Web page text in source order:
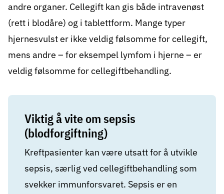
andre organer. Cellegift kan gis både intravenøst
(rett i blodåre) og i tablettform. Mange typer
hjernesvulst er ikke veldig følsomme for cellegift,
mens andre – for eksempel lymfom i hjerne – er
veldig følsomme for cellegiftbehandling.
Viktig å vite om sepsis
(blodforgiftning)
Kreftpasienter kan være utsatt for å utvikle
sepsis, særlig ved cellegiftbehandling som
svekker immunforsvaret. Sepsis er en